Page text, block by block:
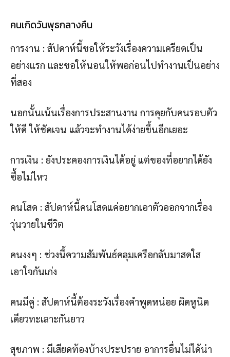
คนเกิดวันพุธกลางคืน
การงาน : สัปดาห์นี้ขอให้ระวังเรื่องความเครียดเป็น
อย่างแรก และขอให้นอนให้พอก่อนไปทำงานเป็นอย่าง
ที่สอง
นอกนั้นเน้นเรื่องการประสานงาน การคุยกับคนรอบตัว
ให้ดี ให้ชัดเจน แล้วจะทำงานได้ง่ายขึ้นอีกเยอะ
การเงิน : ยังประคองการเงินได้อยู่ แต่ของที่อยากได้ยัง
ซื้อไม่ไหว
คนโสด : สัปดาห์นี้คนโสดแค่อยากเอาตัวออกจากเรื่อง
วุ่นวายในชีวิต
คนงงๆ : ช่วงนี้ความสัมพันธ์คลุมเครือกลับมาสดใส
เอาใจกันเก่ง
คนมีคู่ : สัปดาห์นี้ต้องระวังเรื่องคำพูดหน่อย ผิดหูนิด
เดียวทะเลาะกันยาว
สุขภาพ : มีเสียดท้องบ้างประปราย อาการอื่นไม่ได้น่า